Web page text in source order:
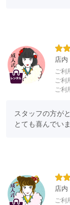
店内
ご利
ご利
ご利
スタッフの方が
とても喜んでいま
店内
ご利